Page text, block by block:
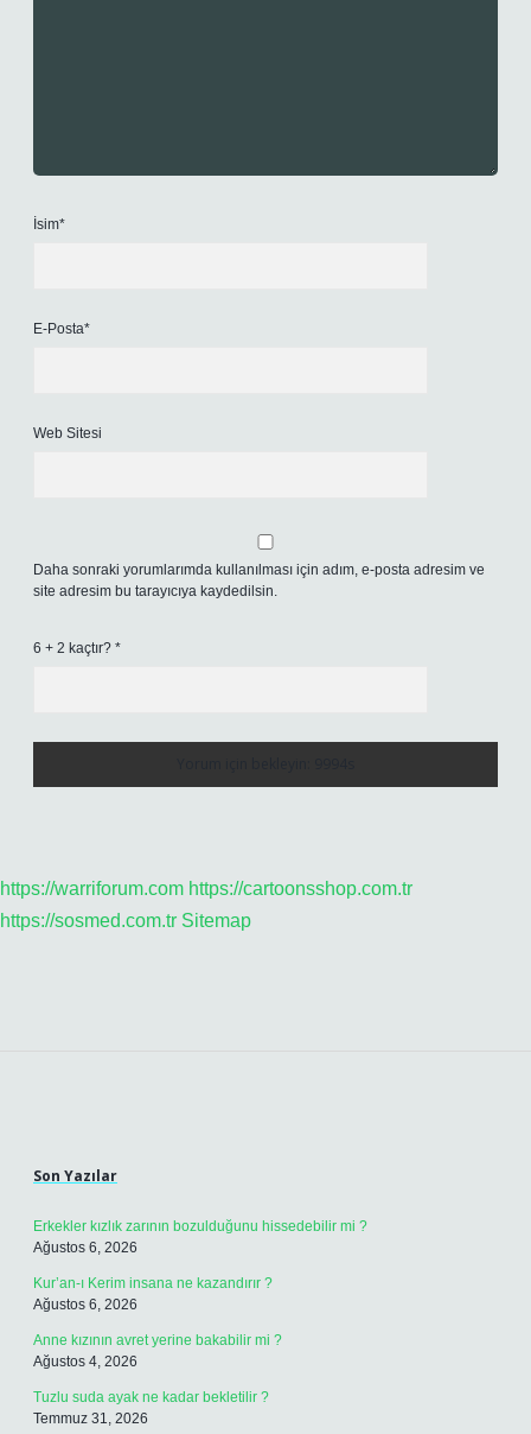
İsim*
E-Posta*
Web Sitesi
Daha sonraki yorumlarımda kullanılması için adım, e-posta adresim ve
site adresim bu tarayıcıya kaydedilsin.
6 + 2 kaçtır? *
https://warriforum.com https://cartoonsshop.com.tr
https://sosmed.com.tr Sitemap
Son Yazılar
Erkekler kızlık zarının bozulduğunu hissedebilir mi ?
Ağustos 6, 2026
Kur’an-ı Kerim insana ne kazandırır ?
Ağustos 6, 2026
Anne kızının avret yerine bakabilir mi ?
Ağustos 4, 2026
Tuzlu suda ayak ne kadar bekletilir ?
Temmuz 31, 2026